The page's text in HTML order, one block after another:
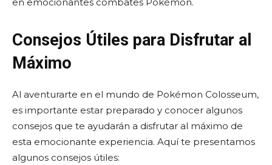
Consejos Útiles para Disfrutar al
Máximo
Al aventurarte en el mundo de Pokémon Colosseum,
es importante estar preparado y conocer algunos
consejos que te ayudarán a disfrutar al máximo de
esta emocionante experiencia. Aquí te presentamos
algunos consejos útiles: